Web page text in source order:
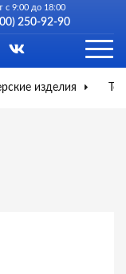
с 9:00 до 18:00
250-92-90
изделия